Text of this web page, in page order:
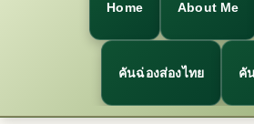
Home About Me
คันฉ่องส่องไทย คั